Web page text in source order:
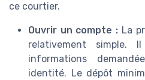
ce courtier.
Ouvrir un compte : La
relativement
informations
identité. Le dépôt